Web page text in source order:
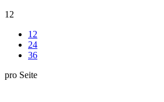
12
12
24
36
pro Seite